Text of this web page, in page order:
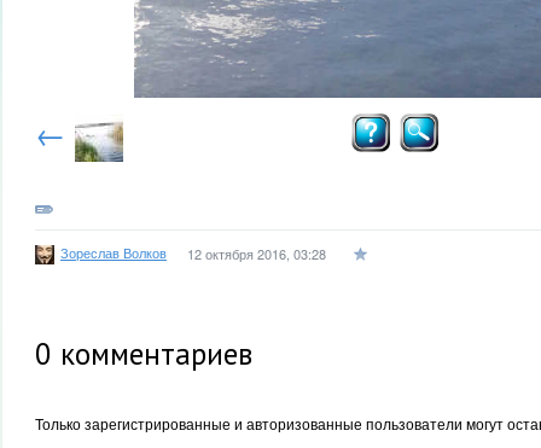
←
Зореслав Волков 12 октября 2016, 03:28
0 комментариев
Только зарегистрированные и авторизованные пользователи могут